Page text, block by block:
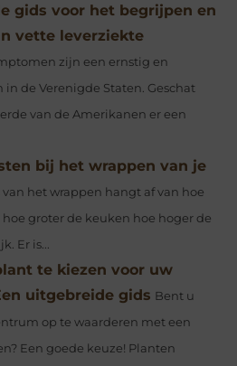
gids voor het begrijpen en
vette leverziekte
zijn een ernstig en
de Verenigde Staten. Geschat
van de Amerikanen er een
bij het wrappen van je
van het wrappen hangt af van hoe
groter de keuken hoe hoger de
Er is...
te kiezen voor uw
uitgebreide gids Bent u
op te waarderen met een
Een goede keuze! Planten